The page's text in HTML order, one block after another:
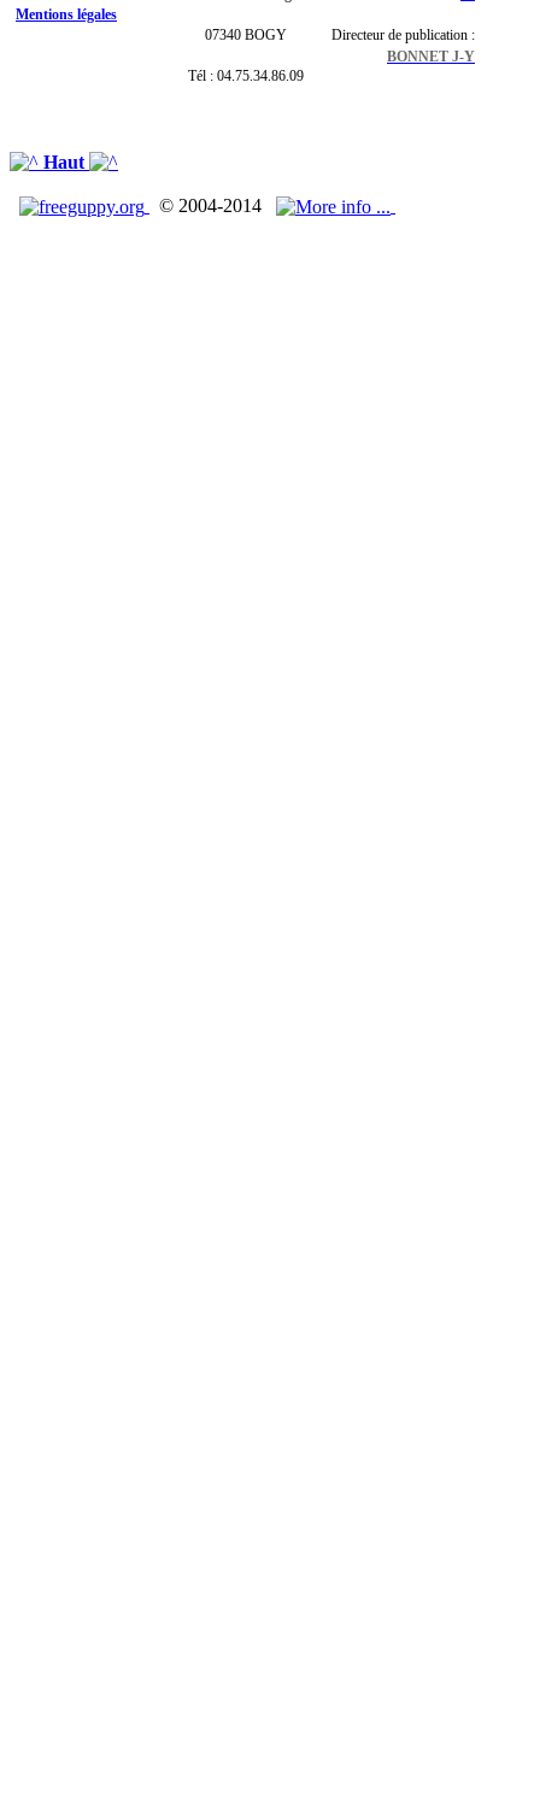
Mentions légales
07340 BOGY
Tél : 04.75.34.86.09
Directeur de publication :
BONNET J-Y
Haut
© 2004-2014